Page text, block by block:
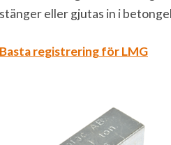
stänger eller gjutas in i
Basta registrering för LMG